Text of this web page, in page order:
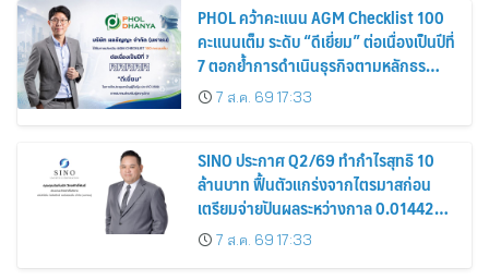
PHOL คว้าคะแนน AGM Checklist 100
คะแนนเต็ม ระดับ “ดีเยี่ยม” ต่อเนื่องเป็นปีที่
7 ตอกย้ำการดำเนินธุรกิจตามหลักธร
รมาภิบาล โปร่งใส สร้างความเชื่อมั่นผู้ถือ
หุ้น
7 ส.ค. 69 17:33
SINO ประกาศ Q2/69 ทำกำไรสุทธิ 10
ล้านบาท ฟื้นตัวแกร่งจากไตรมาสก่อน
เตรียมจ่ายปันผลระหว่างกาล 0.014423
บาทต่อหุ้น ครึ่งปีหลังมุ่งเติบโตต่อเนื่อง
7 ส.ค. 69 17:33